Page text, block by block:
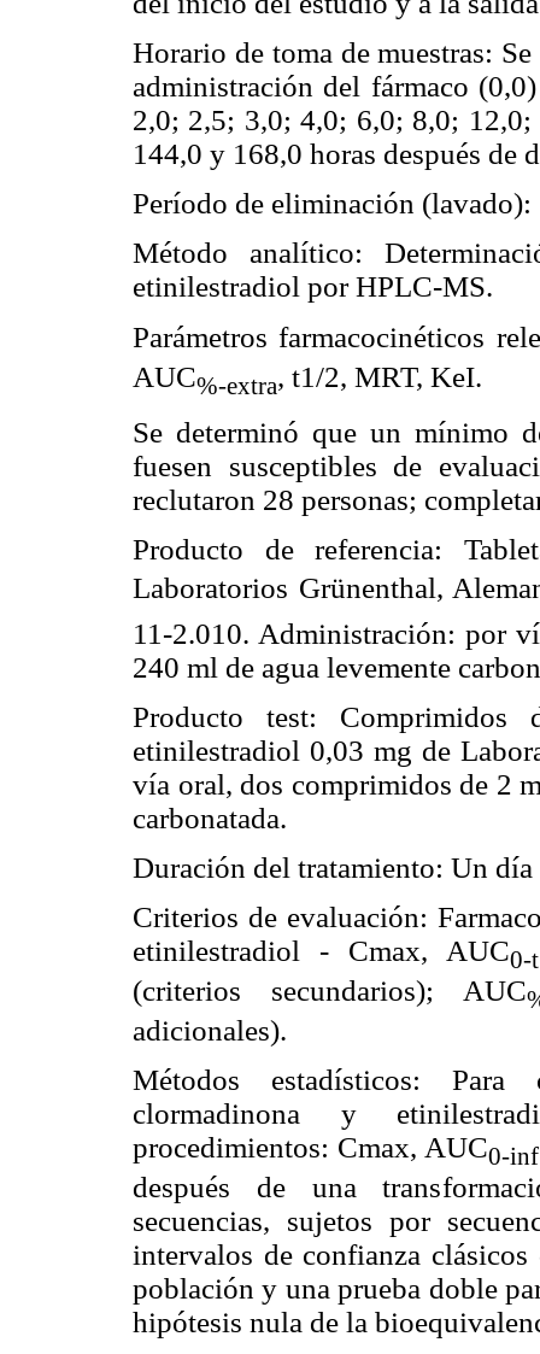
Horario de toma de muestras:
administración del fármaco
2,0; 2,5; 3,0; 4,0; 6,0; 8,0;
144,0 y 168,0 horas después de
Período de eliminación (lavado):
Método analítico:
etinilestradiol por HPLC-MS.
Parámetros farmacocinéticos
AUC%-extra, t1/2, MRT, KeI.
Se determinó que un mínimo
fuesen susceptibles de
reclutaron 28 personas;
Producto de referencia:
Laboratorios Grünenthal,
11-2.010. Administración: por
240 ml de agua levemente
Producto test:
etinilestradiol 0,03 mg de
vía oral, dos comprimidos de 2
carbonatada.
Duración del tratamiento: Un
Criterios de evaluación:
etinilestradiol - Cmax, AUC
(criterios secundarios); AUC
adicionales).
Métodos estadísticos:
clormadinona y
procedimientos: Cmax, AUC0-inf
después de una
secuencias, sujetos por
intervalos de confianza
población y una prueba doble
hipótesis nula de la